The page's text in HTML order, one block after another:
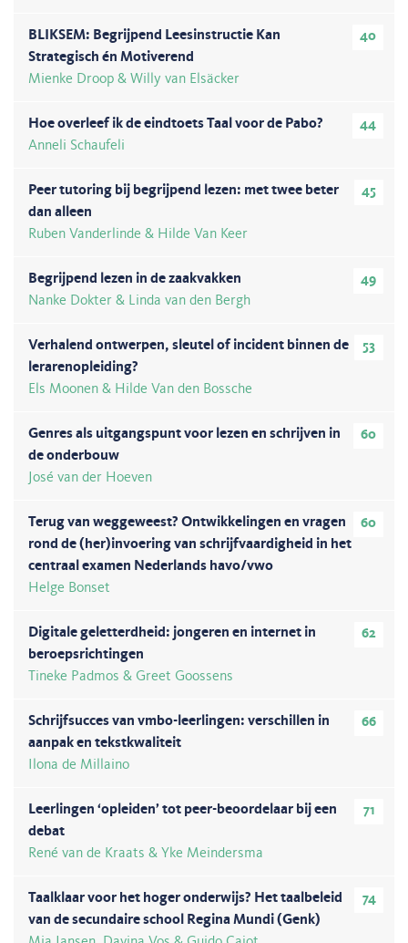
40
BLIKSEM: Begrijpend Leesinstructie Kan
Strategisch én Motiverend
Mienke Droop & Willy van Elsäcker
44
Hoe overleef ik de eindtoets Taal voor de Pabo?
Anneli Schaufeli
45
Peer tutoring bij begrijpend lezen: met twee beter
dan alleen
Ruben Vanderlinde & Hilde Van Keer
49
Begrijpend lezen in de zaakvakken
Nanke Dokter & Linda van den Bergh
53
Verhalend ontwerpen, sleutel of incident binnen de
lerarenopleiding?
Els Moonen & Hilde Van den Bossche
60
Genres als uitgangspunt voor lezen en schrijven in
de onderbouw
José van der Hoeven
60
Terug van weggeweest? Ontwikkelingen en vragen
rond de (her)invoering van schrijfvaardigheid in het
centraal examen Nederlands havo/vwo
Helge Bonset
62
Digitale geletterdheid: jongeren en internet in
beroepsrichtingen
Tineke Padmos & Greet Goossens
66
Schrijfsucces van vmbo-leerlingen: verschillen in
aanpak en tekstkwaliteit
Ilona de Millaino
71
Leerlingen ‘opleiden’ tot peer-beoordelaar bij een
debat
René van de Kraats & Yke Meindersma
74
Taalklaar voor het hoger onderwijs? Het taalbeleid
van de secundaire school Regina Mundi (Genk)